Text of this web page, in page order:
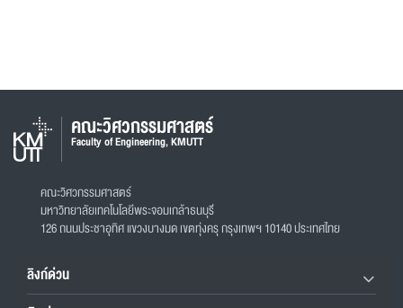
คณะวิศวกรรมศาสตร์
Faculty of Engineering, KMUTT
คณะวิศวกรรมศาสตร์
มหาวิทยาลัยเทคโนโลยีพระจอมเกล้าธนบุรี
126 ถนนประชาอุทิศ แขวงบางมด เขตทุ่งครุ กรุงเทพฯ 10140 ประเทศไทย
ลิงก์ด่วน